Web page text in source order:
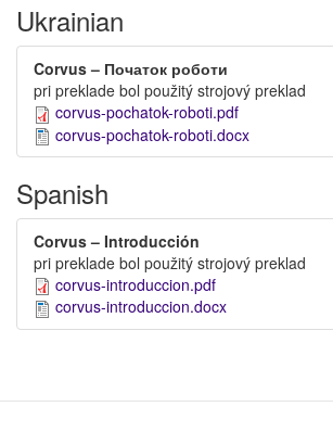
Ukrainian
Corvus – Початок роботи
pri preklade bol použitý strojový preklad
corvus-pochatok-roboti.pdf
corvus-pochatok-roboti.docx
Spanish
Corvus – Introducción
pri preklade bol použitý strojový preklad
corvus-introduccion.pdf
corvus-introduccion.docx